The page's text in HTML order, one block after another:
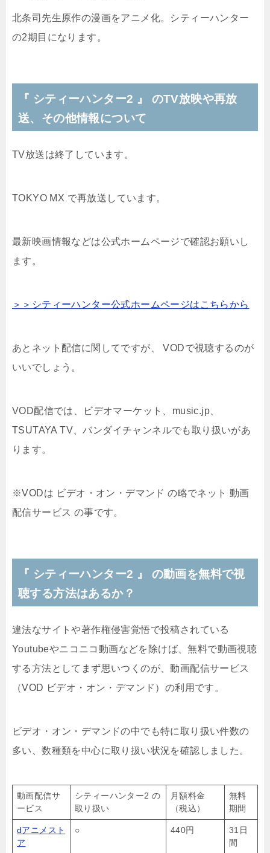
北条司先生原作の漫画をアニメ化。シティーハンター
の2期目になります。
『 シティーハンター2 』 のTV放映や再放
送、その他情報について
TV放送は終了しています。
TOKYO MX で再放送しています。
最新映画情報などは公式ホームページで確認お願いし
ます。
＞＞シティーハンター公式ホームページはこちらから
あとネット配信に関してですが、 VODで視聴するのが
いいでしょう。
VOD配信では、ビデオマーケット、music.jp、
TSUTAYA TV、バンダイチャンネルでも取り扱いがあ
ります。
※VODは ビデオ・オン・デマンド の略でネット 動画
配信サービス の事です。
『 シティーハンター2 』 の動画を無料で視
聴する方法はあるか？
違法なサイトや著作権侵害覚悟で投稿されている
Youtubeやニコニコ動画などを除けば、無料で動画視聴
する方法としてまず思いつくのが、動画配信サービス
（VOD ビデオ・オン・デマンド）の利用です。
ビデオ・オン・デマンドの中でも特に取り扱い件数の
多い、数種類を中心に取り扱い状況を確認しました。
動画配信サ
ービス
シティーハンター2 の
取り扱い
月額料金
（税込）
無料
期間
dアニメスト
ア
○ 440円
31日
間